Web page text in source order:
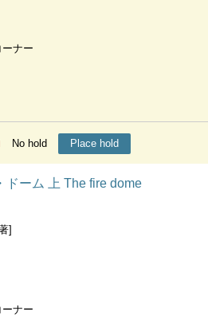
ナー
No hold Place hold
ドーム 上 The fire dome
]
ナー